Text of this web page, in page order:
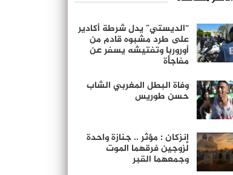
“الديستي” يدل شرطة أكادير
على طرد مشبوه قادم من
أوروربا وتفتيشه يسفر عن
مفاجأة
وفاة البطل المغربي الشاب
حسن طوريس
إنزكان : مؤثر .. جنازة واحدة
لزوجين فرقهما الموت
وجمعهما القبر